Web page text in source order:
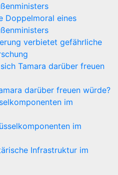
Doppelmoral eines
verbietet gefährliche
Tamara darüber freuen
darüber freuen würde?
im
im
Infrastruktur im